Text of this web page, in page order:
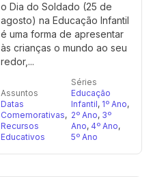
o Dia do Soldado (25 de
agosto) na Educação Infantil
é uma forma de apresentar
às crianças o mundo ao seu
redor,...
Assuntos
Datas
Comemorativas,
Recursos
Educativos
Séries
Educação
Infantil, 1º Ano,
2º Ano, 3º
Ano, 4º Ano,
5º Ano